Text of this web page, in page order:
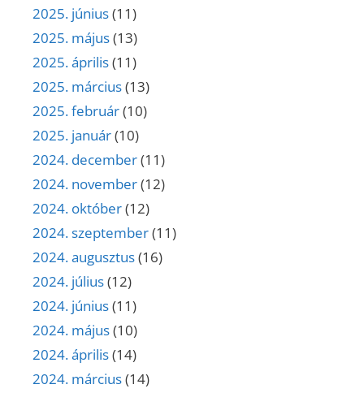
2025. június(11)
2025. május(13)
2025. április(11)
2025. március(13)
2025. február(10)
2025. január(10)
2024. december(11)
2024. november(12)
2024. október(12)
2024. szeptember(11)
2024. augusztus(16)
2024. július(12)
2024. június(11)
2024. május(10)
2024. április(14)
2024. március(14)